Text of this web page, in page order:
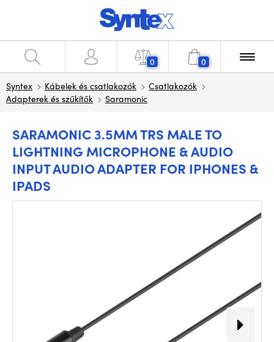
0 0
Syntex Kábelek és csatlakozók
Csatlakozók
Adapterek és szűkítők
Saramonic
SARAMONIC 3.5MM TRS MALE TO
LIGHTNING MICROPHONE & AUDIO
INPUT AUDIO ADAPTER FOR IPHONES &
IPADS